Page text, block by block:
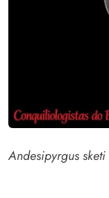
Andesipyrgus sketi